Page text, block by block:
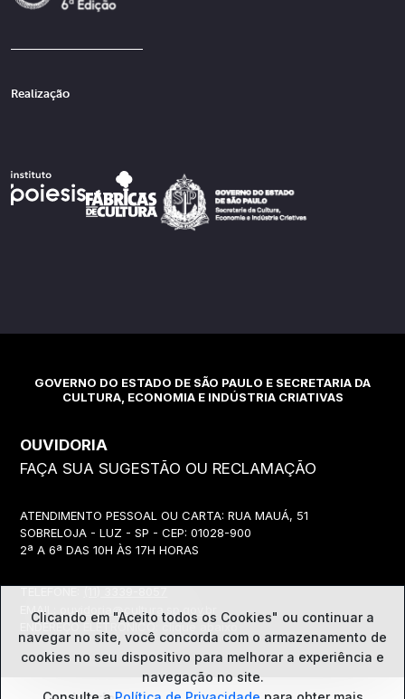
Realização
GOVERNO DO ESTADO DE SÃO PAULO E SECRETARIA DA
CULTURA, ECONOMIA E INDÚSTRIA CRIATIVAS
OUVIDORIA
FAÇA SUA SUGESTÃO OU RECLAMAÇÃO
ATENDIMENTO PESSOAL OU CARTA: RUA MAUÁ, 51
SOBRELOJA - LUZ - SP - CEP: 01028-900
2ª A 6ª DAS 10H ÀS 17H HORAS
EMAIL:
ouvidoria@cultura.sp.gov.br
ENDEREÇO ELETRÔNICO: clique abaixo
Clicando em "Aceito todos os Cookies" ou continuar a
navegar no site, você concorda com o armazenamento de
cookies no seu dispositivo para melhorar a experiência e
navegação no site.